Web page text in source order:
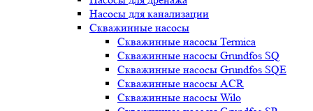
Насосы для канализации
Скважинные насосы
Скважинные насосы Termica
Скважинные насосы Grundfos SQ
Скважинные насосы Grundfos SQE
Скважинные насосы ACR
Скважинные насосы Wilo